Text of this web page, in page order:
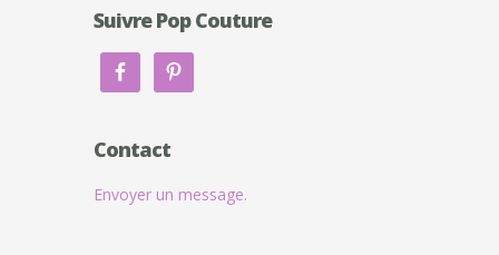
Suivre Pop Couture
Contact
Envoyer un message.